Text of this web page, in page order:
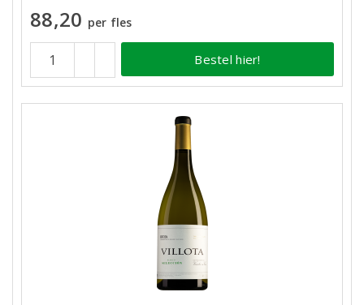
88,20 per fles
Bestel hier!